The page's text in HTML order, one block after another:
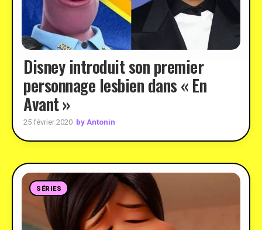
Disney introduit son premier
personnage lesbien dans « En
Avant »
25 février 2020 by Antonin
SÉRIES